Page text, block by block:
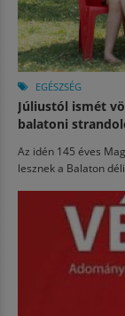
EGÉSZSÉG
Júliustól ismét
balatoni
Az idén 145 éves
lesznek a Balaton